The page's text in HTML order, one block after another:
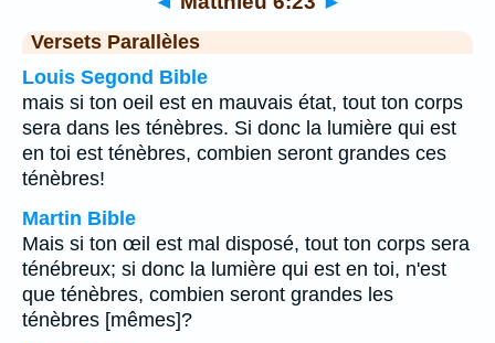
Versets Parallèles
Louis Segond Bible
mais si ton oeil est en mauvais état, tout ton corps
sera dans les ténèbres. Si donc la lumière qui est
en toi est ténèbres, combien seront grandes ces
ténèbres!
Martin Bible
Mais si ton œil est mal disposé, tout ton corps sera
ténébreux; si donc la lumière qui est en toi, n'est
que ténèbres, combien seront grandes les
ténèbres [mêmes]?